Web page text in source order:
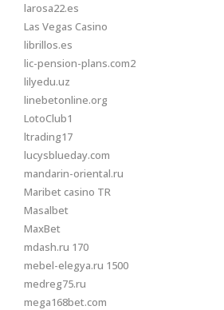
larosa22.es
Las Vegas Casino
librillos.es
lic-pension-plans.com2
lilyedu.uz
linebetonline.org
LotoClub1
ltrading17
lucysblueday.com
mandarin-oriental.ru
Maribet casino TR
Masalbet
MaxBet
mdash.ru 170
mebel-elegya.ru 1500
medreg75.ru
mega168bet.com